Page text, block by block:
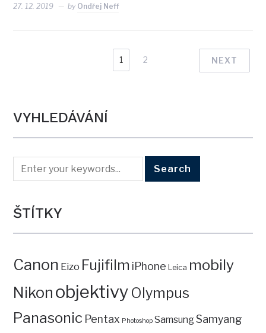
27. 12. 2019 by Ondřej Neff
1 2 NEXT
VYHLEDÁVÁNÍ
ŠTÍTKY
Canon Eizo Fujifilm iPhone Leica mobily
Nikon objektivy Olympus
Panasonic Pentax Photoshop SamsungSamyang